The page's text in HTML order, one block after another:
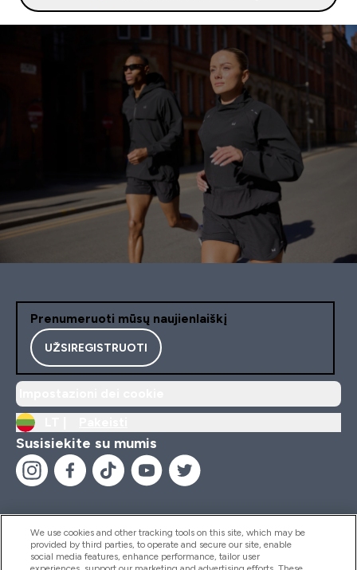
Prenumeruoti mūsų naujienlaiškį
UŽSIREGISTRUOTI
Susisiekite su mumis
Pagalba Ir Informacija
We use cookies and other tracking tools on this site, which may be
provided by third parties, to operate and secure our site, enable
social media features, enhance performance, tailor user